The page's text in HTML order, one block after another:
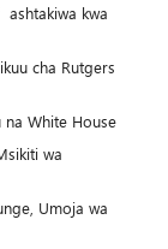
ashtakiwa kwa
cha Rutgers
na White House
wa
Umoja wa